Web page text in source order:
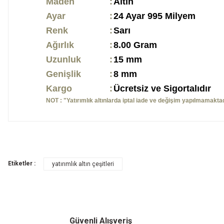
Ayar
:24 Ayar 995 Milyem
Renk
:Sarı
Ağırlık
:8.00 Gram
Uzunluk
: 15 mm
Genişlik
:8 mm
Kargo
: Ücretsiz ve Sigortalıdır
NOT : "Yatırımlık altınlarda iptal iade ve değişim
Etiketler : yatırımlık altın çeşitleri
Güvenli Alışveriş